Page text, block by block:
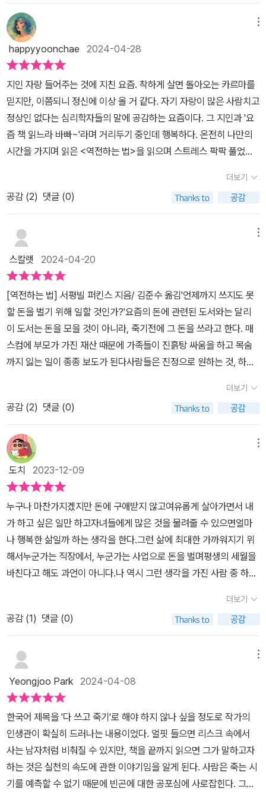
경고하는 것입니다. 이런 사람들은 너무나도 한참 뒤의 미래에 존재
할 자신을 돌보기 위해 현재의 자신에게서 돈을 빼앗고 있는 겁니다.
그 돈을 쓸 수 있을 만큼 자신이 오래 살 수 있을지 알지 못한 채 말이
죠. “너무 늦기 전에 경험을 모으기 시작하라.” 그렇다면 어떤 삶
을 살아야 하는지 이 책을 통해 고민해 봅니다. 인생은 경험의 총합이
기에, 한 번뿐인 인생에서 돈과 시간의 가치를 극대화할 수 있는 긍정
적 경험들에 투자하라고 조언합니다. 이를 위해 보유한 자원을 고갈
하지 않으면서 이상적인 경험을 누리는, 인생 만족도가 올라가는 경
험 설계의 기술을 전해줍니다. 돈 버느라 힘들고 괴로웠던 사람에게
생의 낭비를 멈추고 돈과 시간의 가치를 극대화하는 진정 역전하는
법을 통해 그동안의 삶을 되돌아보고 새로운 삶을 계획해 보기 좋은
책입니다. 출판사 지원도서
발생시킬 모든 배당의 총합을 의미한다. 다 쓰고 죽기를 목표로 잃을
것이 적을 때 배팅하라는 문장도. 특히 우리 한국인에게는 좀 생경하
게 들릴 수 있는 ' 다 쓰고 죽어라'라는 문장...그러고 보면 한국인들에
게 특히 그런 정서가 있다. 소위 뼈빠지게 일해서 아끼고 모으고 자녀
를 가르치고, 정작 자신을 위해 돈을 쓸 시간적 여유가 되는 노후에는
아파서 병원에 들어가거나 요양원에 가게 된다..... 우리의 미래인지도
모른다. 물론 이런 패턴으로 살지 않는 분들도 요즘은 많은 것으로 알
고 있다. 저축하지 말라는 의미가 아니라, 지나친 절약을 경고하는 책
이다. 당신의 유산은 바로 지금이라고! 순간을 즐길 줄 아는 사람, 죽
음에 이르러서야 깨닫는 진리가 아니라 지금 당장 자신을 위해 살아
볼 가치가 있다. 책을 잘못 받아들이면 마치 소비를 강조하는 것 같지
만, 저자의 의도는 그것이 아니라, 써야 할 때를 철저히 계획하라는 의
되는 일이다. 돈과 시간, 건강을 균형을 맞추는 삶 그것이 역전하는 삶
이다.
happyyoonchae 2024-04-28
지인 자랑 들어주는 것에 지친 요즘. 착하게 살면 돌아오는 카르마를
믿지만, 이쯤되니 정신에 이상 올 거 같다. 자기 자랑이 많은 사람치고
정상인 없다는 심리학자들의 말에 공감하는 요즘이다. 그 지인과 '요
즘 책 읽느라 바빠~'라며 거리두기 중인데 행복하다. 온전히 나만의
시간을 가지며 읽은 <역전하는 법>을 읽으며 스트레스 팍팍 풀었다.
유지해야 하며, 이를 위해 자신에게 풍족한 자원을 부족한 자원과 교
환해야 합니다. (p194)정말 무의미한 말만 듣다가 이렇게 유익한 글
을 보니 살맛 난다. 때론 수십 권의 책보다 한 사람의 이야기가 더 좋
지만 그건 정말 사람 나름이다. <역전하는 법> 같은 책은 보통 사람
험이 거의 없는데도 도전하지 않는 기회가 없는지 살펴보세요. 나이
가 든 후보다 젊을 때 더 많은 기회에 도전하는 편이 더 낫다는 사실을
늘 기억해야 합니다. (p293)위험이 거의 없는데도 도전하지 않은 기
회라.. 리스크 없는 도전은 없다고 생각할지라도 혹시 이런 부분을 놓
친 건 아닐까 돌아보면 좋다. 우리의 인생은 우리 경험의 총합이다. 그
러니 현재 나의 총합에 끼치는 영향을 돌아보고, 앞으로 어떤 총합을
만들어갈 지 생각해 봐야 한다.더 늦기 전에 경험을 모으기 시작해야
하는 우리. 돈이든 시간이든 죽기 전에 잘 써야 인생 역전을 할 수 있
다. 살아있는 날 중 오늘이 가장 젊은 날이다. 하루쯤 쓸모없는 소리를
를 찾게 될 것이다.책만을 제공받아 솔직하게 작성한 글입니다
더보기
공감 (2) 댓글 (0)
스칼렛 2024-04-20
[역전하는 법] 서평빌 퍼킨스 지음/ 김준수 옮김'언제까지 쓰지도 못
할 돈을 벌기 위해 일할 것인가?'요즘의 돈에 관련된 도서와는 달리
이 도서는 돈을 모을 것이 아니라, 죽기전에 그 돈을 쓰라고 한다. 매
스컴에 부모가 가진 재산 때문에 가족들이 진흙탕 싸움을 하고 목숨
까지 잃는 일이 종종 보도가 된다사람들은 진정으로 원하는 것, 하지
고 저축해서 노후에 모든지 다 할 것이라고 한다. 하지만 삶은 한정되
어 있고, 언제 어떻게 될지 아무도 알 수가 없다. 우리는 왜 무엇을 위
해서 저축을 하는 것일까?다수의 심리학 연구를 통해, 우리는 물질에
돈을 쓸 때보다 경험에 돈을 쓸 때 더 행복감을 느낀다는 점이 입증되
었죠. 처음에는 신나지만 그 순간이 지나고 나면 금방 기분이 사그라
지는 물질적인 소유와는 달리, 경험은 시간이 지남에 따라 실질적인
가치가 더욱 높아집니다(p34)자신의 시간과 돈을 최대한 활용하기
위해서는 타이밍이 중요하다고 한다. 그리고 각 연령대에 어울리는
경험을 누리는 게 중요하다고 강조한다. 비록 인생의 만족도는 저마
다 다르더라도 우리는 경험의 시간을 적절히 맞출 필요가 있는 것이
다우리의 인생은 우리 경험의 총합이다. 저자는 주치의인 크리스 레
나와 이야기를 나누다가 저자는 '제발 돈을 다 써 버렸으면 좋겠어
요!'라고 했고, 돈을 다 쓰지도 못하고 죽거나 너무 늙어 버리게 될 위
험성에 대해서 이야기를 나누고, '다 쓰고 죽기'를 목표로 삼게 되었다
치로 환산한다면 다양한 경험들의 가치를 실제로 합산할 수 있으니
경험 유형들끼리 비교하고, 이는 인생 만족도를 극대화하기 위한 첫
걸음이 된다고 한다우리가 삶을 더욱 신중하게 살아가도록 돕는 것이
이 책의 가장 큰 목적이며, 돈을 버는 방법부터 남에게 돈을 주는 방법
에 이르기까지, 우리 삶의 여러 영역에서 자동 조종 모드가 작용하기
때문이다. 자동 조정 모드는 각 유형마다 생명 에너지를 낭비시키는
고유한 형태를 만들어내기에, 낭비를 제거하기 위한 전략도 달라야
한다('다 쓰고 죽기'를 도울 가용 수단을 총동원하라)다 쓰고 죽는다
더보기
공감 (2) 댓글 (0)
도치 2023-12-09
누구나 마찬가지겠지만 돈에 구애받지 않고여유롭게 살아가면서 내
가 하고 싶은 일만 하고자녀들에게 많은 것을 물려줄 수 있으면얼마
나 행복한 삶일까 하는 생각을 한다.그런 삶에 최대한 가까워지기 위
해서누군가는 직장에서, 누군가는 사업으로 돈을 벌며평생의 세월을
바친다고 해도 과언이 아니다.나 역시 그런 생각을 가진 사람 중 하나
1억이라는 현금을 모으겠다는 계획으로대부분의 모든 수익을 저금으
로 쏟아부었다.그런 시간들을 보냈기에많은 돈을 꽤 빠르게 모을 수
있었지만아끼고 저금하느라 스물여덟 살이 되어서야첫 해외여행을
가볼 만큼 오직 '돈'을 모으기 위해다른 것은 다 나중으로 미루는 삶이
었다.그게 맞다고 생각했는데,고작 며칠의 해외여행으로 시야가 달라
지고기분이 달라지고, 동기부여가 되고또 가치가 달라지는 걸 경험하
게 되면서문득 '진작 더 어릴 때 이 생각을 깨우쳤다면 좋았을걸'하는
후회와 아쉬움에 휩싸이게 되었다.이 책은 나처럼 '돈 = 행복한 삶'이
라는행복의 편견을 가지고 있는 사람들에게그 고정관념을 비틀어 설
명하며모여있는 돈은 윤택하고 안정적인 삶을보장하지 않는다고늙어
갈수록 돈으로 할 수 있는 일이 줄어들기 때문에젊음의 시간과 건강
을 쏟아 마련한 돈을살아있는 동안 다 쓸 수 없다면,그리고 최후의 삶
더보기
공감 (1) 댓글 (0)
Yeongjoo Park 2024-04-08
한국어 제목을 '다 쓰고 죽기'로 해야 하지 않나 싶을 정도로 작가의
인생관이 확실히 드러나는 내용이었다. 얼핏 들으면 리스크 속에서
사는 남자처럼 비춰질 수 있지만, 책을 끝까지 읽으면 그가 말하고자
하는 것은 실천의 속도에 관한 이야기임을 알게 된다. 사람은 죽는 시
기를 예측할 수 없기 때문에 빈곤에 대한 공포심에 사로잡힌다. 그래